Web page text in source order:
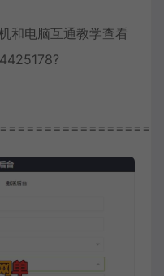
和电脑互通教学查看